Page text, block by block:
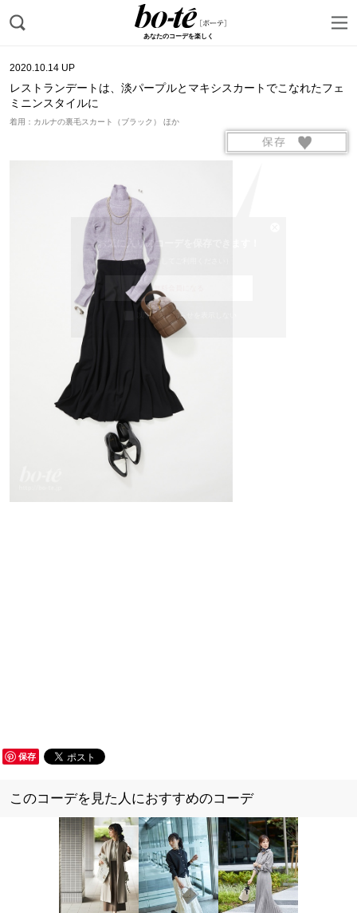
あなたのコーデを楽しく
2020.10.14 UP
レストランデートは、淡パープルとマキシスカートでこなれたフェ
ミニンスタイルに
着用：カルナの裏毛スカート（ブラック） ほか
保存
このコーデを見た人におすすめのコーデ